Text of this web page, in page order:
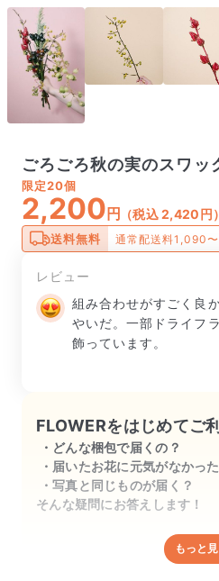
ごろごろ秋の実のスワッ
限定20個
2,200 円 （税込 2,420円）
送料無料 通常配送料1,090
レビュー
組み合わせがすごく良
やいだ。一部ドライフ
飾っています。
FLOWERをはじめてご
どんな梱包で届くの？
届いたお花に元気がなかっ
写真と同じものが届く？
そんな疑問にお答えします！
どんな梱包で届くの？
もっと